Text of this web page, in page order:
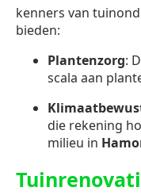
kenners van
bieden:
Plantenzorg:
scala aan
die rekening
milieu in